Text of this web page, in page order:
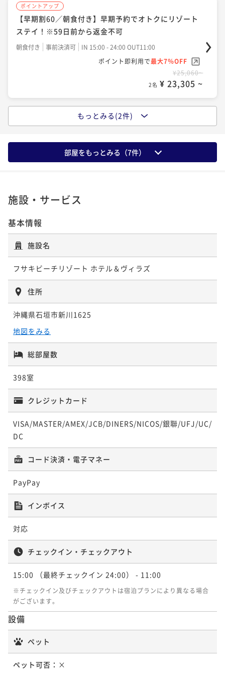
ポイントアップ
【特別プラン】5連泊以上限定/朝食付き
朝食付き 現地決済可 事前決済可
IN 15:00 - 24:00 OUT11:00
ポイント即利用で最大7％OFF
¥124,900~
¥ 116,157 ~
ポイントアップ
【早期割60／朝食付き】早期予約でオトクにリゾート
ステイ！※59日前から返金不可
朝食付き 事前決済可
IN 15:00 - 24:00 OUT11:00
ポイント即利用で最大7％OFF
¥25,060~
2名 ¥ 23,305 ~
スタンダードプラン・朝食付き
朝食付き 現地決済可 事前決済可
IN 15:00 - 24:00 OUT11:00
ポイント即利用で
【特別プラン】5連泊以上限定/朝食付き
朝食付き 現地決済可
ポイント即利用で最大7％OFF
2名 ¥ 103,695 ~
もっとみる(2件)
部屋をもっとみる（7件）
施設・サービス
基本情報
施設名
フサキビーチリゾート ホテル＆ヴィラズ
住所
沖縄県石垣市新川1625
地図をみる
総部屋数
398室
クレジットカード
VISA/MASTER/AMEX/JCB/DINERS/NICOS/銀聯/UFJ/UC/
DC
コード決済・電子マネー
PayPay
インボイス
対応
チェックイン・チェックアウト
15:00 （最終チェックイン 24:00） - 11:00
※チェックイン及びチェックアウトは宿泊プランにより異なる場合
がございます。
設備
ペット
ペット可否： ×